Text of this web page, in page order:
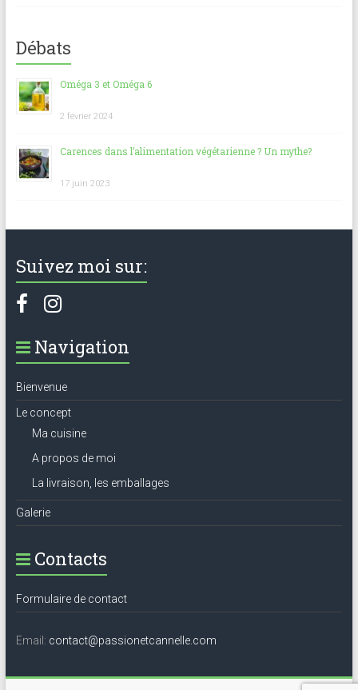
Débats
Oméga 3 et Oméga 6
2 février 2024
Carences dans l’alimentation végétarienne ? Un mythe?
17 juin 2023
Suivez moi sur:
Navigation
Bienvenue
Le concept
Ma cuisine
A propos de moi
La livraison, les emballages
Galerie
Contacts
Formulaire de contact
Email: contact@passionetcannelle.com